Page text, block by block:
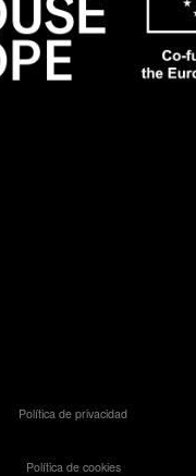
Política de privacidad
Política de cookies